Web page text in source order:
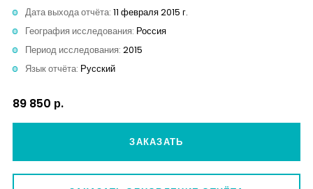
Дата выхода отчёта: 11 февраля 2015 г.
География исследования: Россия
Период исследования: 2015
Язык отчёта: Русский
89 850 р.
ЗАКАЗАТЬ